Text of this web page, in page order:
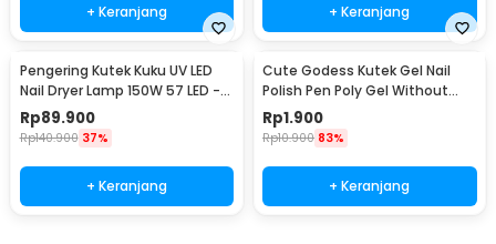
+ Keranjang + Keranjang
Pengering Kutek Kuku UV LED
Nail Dryer Lamp 150W 57 LED -
D9
Rp89.900
Rp140.900 37%
+ Keranjang
Cute Godess Kutek Gel Nail
Polish Pen Poly Gel Without
Bottom Coating Q-10
Rp1.900
Rp10.900 83%
+ Keranjang